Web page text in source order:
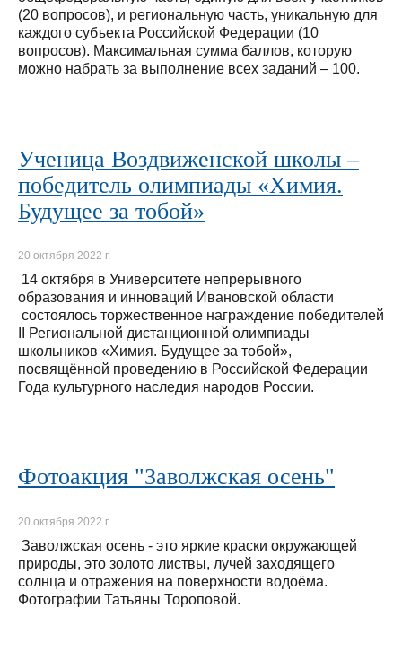
(20 вопросов), и региональную часть, уникальную для
каждого субъекта Российской Федерации (10
вопросов). Максимальная сумма баллов, которую
можно набрать за выполнение всех заданий – 100.
Ученица Воздвиженской школы –
победитель олимпиады «Химия.
Будущее за тобой»
20 октября 2022 г.
14 октября в Университете непрерывного
образования и инноваций Ивановской области
состоялось торжественное награждение победителей
II Региональной дистанционной олимпиады
школьников «Химия. Будущее за тобой»,
посвящённой проведению в Российской Федерации
Года культурного наследия народов России.
Фотоакция "Заволжская осень"
20 октября 2022 г.
Заволжская осень - это яркие краски окружающей
природы, это золото листвы, лучей заходящего
солнца и отражения на поверхности водоёма.
Фотографии Татьяны Тороповой.